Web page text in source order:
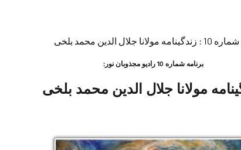
محمد بلخی
برنامه شماره 10 رادیو مجذوبان نور:
مولانا جلال الدین محمد بلخی